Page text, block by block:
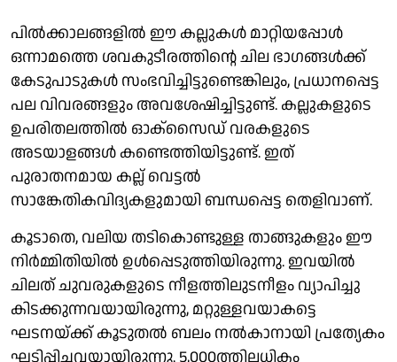
പിൽക്കാലങ്ങളിൽ ഈ കല്ലുകൾ മാറ്റിയപ്പോൾ
ഒന്നാമത്തെ ശവകുടീരത്തിന്റെ ചില ഭാഗങ്ങൾക്ക്
കേടുപാടുകൾ സംഭവിച്ചിട്ടുണ്ടെങ്കിലും, പ്രധാനപ്പെട്ട
പല വിവരങ്ങളും അവശേഷിച്ചിട്ടുണ്ട്. കല്ലുകളുടെ
ഉപരിതലത്തിൽ ഓക്സൈഡ് വരകളുടെ
അടയാളങ്ങൾ കണ്ടെത്തിയിട്ടുണ്ട്. ഇത്
പുരാതനമായ കല്ല് വെട്ടൽ
സാങ്കേതികവിദ്യകളുമായി ബന്ധപ്പെട്ട തെളിവാണ്.
കൂടാതെ, വലിയ തടികൊണ്ടുള്ള താങ്ങുകളും ഈ
നിർമ്മിതിയിൽ ഉൾപ്പെടുത്തിയിരുന്നു. ഇവയിൽ
ചിലത് ചുവരുകളുടെ നീളത്തിലുടനീളം വ്യാപിച്ചു
കിടക്കുന്നവയായിരുന്നു, മറ്റുള്ളവയാകട്ടെ
ഘടനയ്ക്ക് കൂടുതൽ ബലം നൽകാനായി പ്രത്യേകം
ഘടിപ്പിച്ചവയായിരുന്നു. 5,000ത്തിലധികം